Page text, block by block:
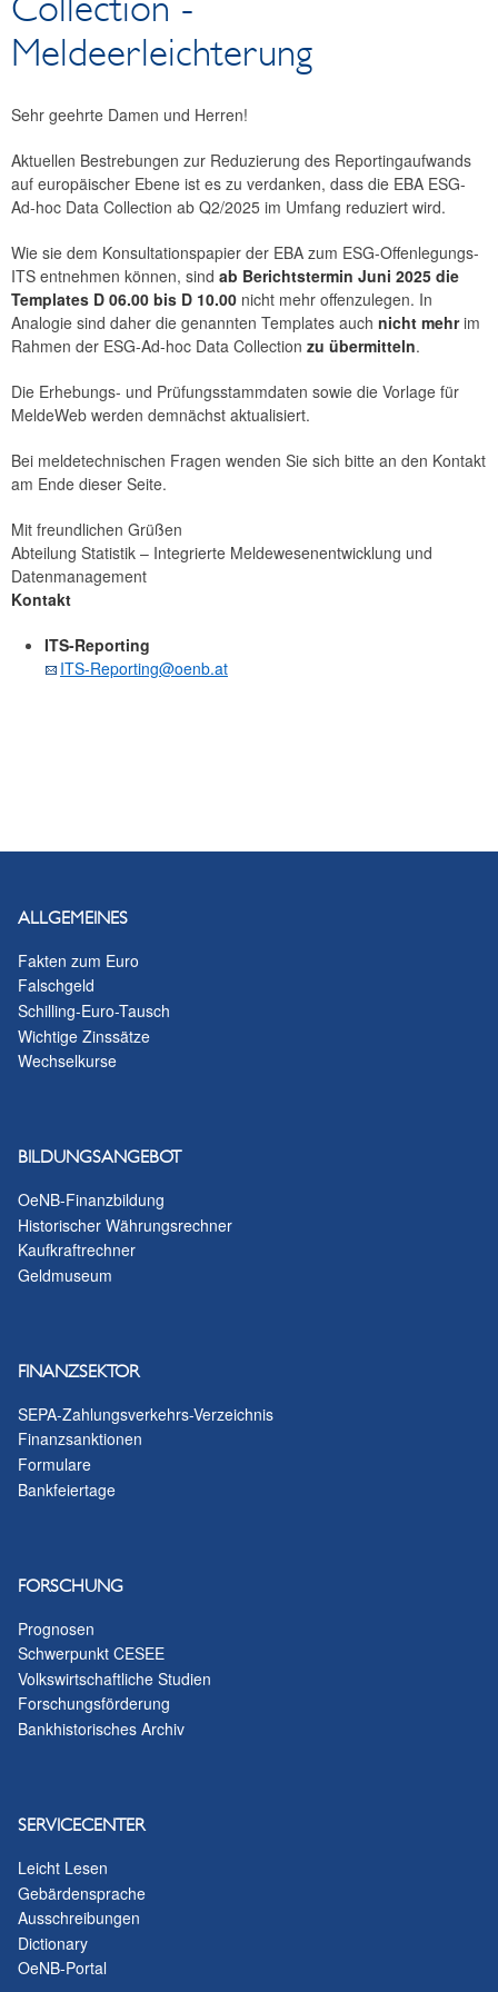
News
Newsarchiv
Meldeerleichterung
Sehr geehrte Damen und Herren!
Aktuellen Bestrebungen zur Reduzierung des Reportingaufwands
auf europäischer Ebene ist es zu verdanken, dass die EBA ESG-
Ad-hoc Data Collection ab Q2/2025 im Umfang reduziert wird.
Wie sie dem Konsultationspapier der EBA zum ESG-Offenlegungs-
ITS entnehmen können, sind ab Berichtstermin Juni 2025 die
Templates D 06.00 bis D 10.00 nicht mehr offenzulegen. In
Analogie sind daher die genannten Templates auch nicht mehrim
Rahmen der ESG-Ad-hoc Data Collection zu übermitteln.
Die Erhebungs- und Prüfungsstammdaten sowie die Vorlage für
MeldeWeb werden demnächst aktualisiert.
Bei meldetechnischen Fragen wenden Sie sich bitte an den Kontakt
am Ende dieser Seite.
Mit freundlichen Grüßen
Abteilung Statistik – Integrierte Meldewesenentwicklung und
Datenmanagement
Kontakt
ITS-Reporting
ITS-Reporting@oenb.at
ALLGEMEINES
Fakten zum Euro
Falschgeld
Schilling-Euro-Tausch
Wichtige Zinssätze
Wechselkurse
BILDUNGSANGEBOT
OeNB-Finanzbildung
Historischer Währungsrechner
Kaufkraftrechner
Geldmuseum
FINANZSEKTOR
SEPA-Zahlungsverkehrs-Verzeichnis
Finanzsanktionen
Formulare
Bankfeiertage
FORSCHUNG
Prognosen
Schwerpunkt CESEE
Volkswirtschaftliche Studien
Forschungsförderung
Bankhistorisches Archiv
SERVICECENTER
Leicht Lesen
Gebärdensprache
Ausschreibungen
Dictionary
OeNB-Portal